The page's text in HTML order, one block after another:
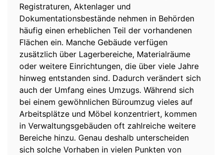
Registraturen, Aktenlager und
Dokumentationsbestände nehmen in Behörden
häufig einen erheblichen Teil der vorhandenen
Flächen ein. Manche Gebäude verfügen
zusätzlich über Lagerbereiche, Materialräume
oder weitere Einrichtungen, die über viele Jahre
hinweg entstanden sind. Dadurch verändert sich
auch der Umfang eines Umzugs. Während sich
bei einem gewöhnlichen Büroumzug vieles auf
Arbeitsplätze und Möbel konzentriert, kommen
in Verwaltungsgebäuden oft zahlreiche weitere
Bereiche hinzu. Genau deshalb unterscheiden
sich solche Vorhaben in vielen Punkten von